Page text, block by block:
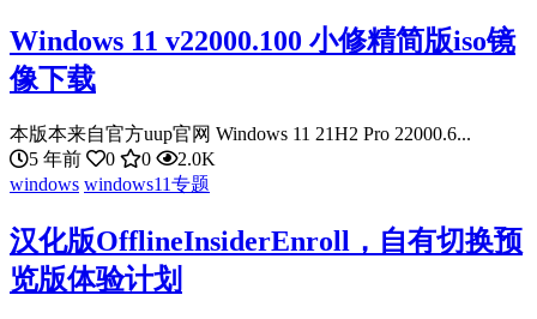
Windows 11 v22000.100 小修精简版iso镜
像下载
本版本来自官方uup官网 Windows 11 21H2 Pro 22000.6...
5 年前
0 0
2.0K
windows windows11专题
汉化版OfflineInsiderEnroll，自有切换预
览版体验计划